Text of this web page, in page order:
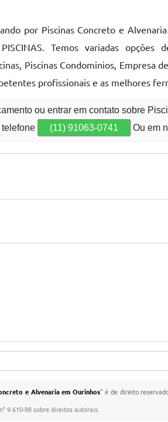
por Piscinas Concreto e
Temos variadas
Piscinas Condominios, Empresa
profissionais e as melhores
ou entrar em contato sobre
(11) 91063-0741 Ou em
e Alvenaria em Ourinhos" é de direito
9.610-98 sobre direitos autorais